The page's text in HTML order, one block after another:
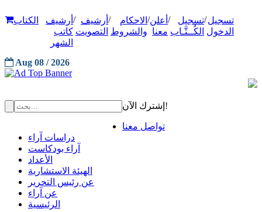
تسجيل
الدخول
/تسجيل
الكُــتَّـاب
/ أعلن
معنا
/ الاحكام
والشروط
/ أرشيف
التصويت
/ أرشيف
كاتب
الشهر
الكتاب
Aug 08 / 2026
إشترك الآن!
تواصل معنا
دراسات آراء
آراء بودكاست
الأعداد
الهيئة الاستشارية
عن رئيس التحرير
عن آراء
الرئيسية